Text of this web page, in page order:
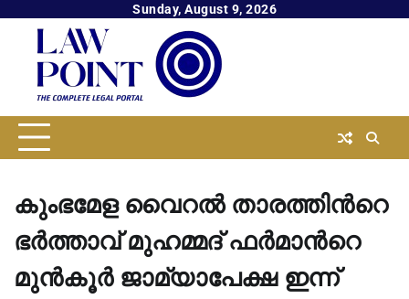
content
Sunday, August 9, 2026
കുംഭമേള വൈറല്‍ താരത്തിൻറെ
ഭർത്താവ് മുഹമ്മദ് ഫര്‍മാന്‍റെ
മുന്‍കൂര്‍ ജാമ്യാപേക്ഷ ഇന്ന്